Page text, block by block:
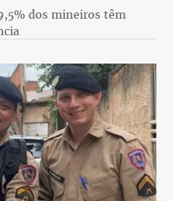
dos mineiros têm